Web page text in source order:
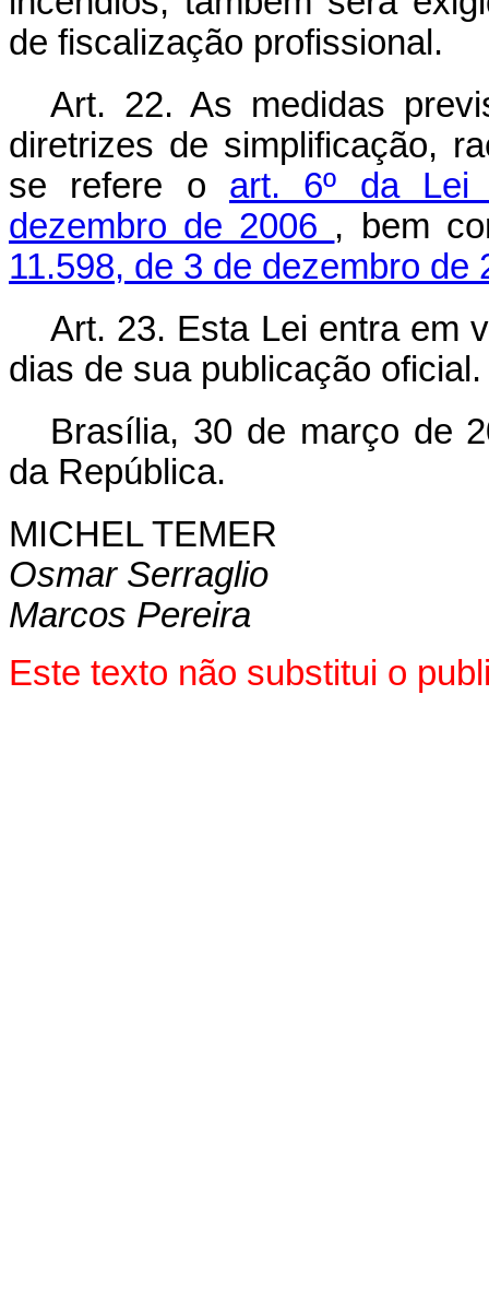
de fiscalização profissional.
Art. 22. As medidas
diretrizes de simplificação,
se refere o art. 6º da Lei
dezembro de 2006 , bem
11.598, de 3 de dezembro de
Art. 23. Esta Lei entra em
dias de sua publicação oficial.
Brasília, 30 de março de
da República.
MICHEL TEMER
Osmar Serraglio
Marcos Pereira
Este texto não substitui o